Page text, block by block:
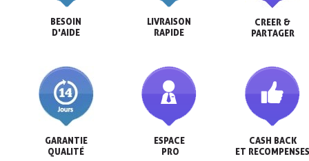
BESOIN
D'AIDE
LIVRAISON
RAPIDE
CREER &
PARTAGER
GARANTIE
QUALITÉ
ESPACE
PRO
CASH BACK
ET